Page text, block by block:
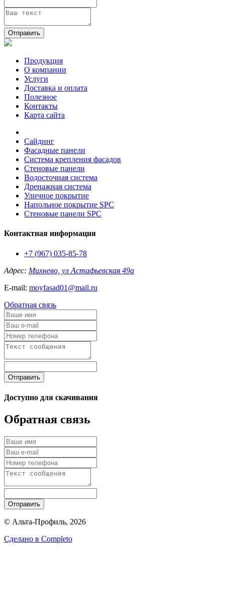
Отправить
Продукция
О компании
Услуги
Доставка и оплата
Полезное
Контакты
Карта сайта
Сайдинг
Фасадные панели
Система крепления фасадов
Стеновые панели
Водосточная система
Дренажная система
Уличное покрытие
Напольное покрытие SPC
Стеновые панели SPC
Контактная информация
+7 (967) 035-85-78
Адрес: Михнево, ул Астафьевская 49а
E-mail: moyfasad01@mail.ru
Обратная связь
Отправить
Доступно для скачивания
Обратная связь
Отправить
© Альта-Профиль, 2026
Сделано в Completo